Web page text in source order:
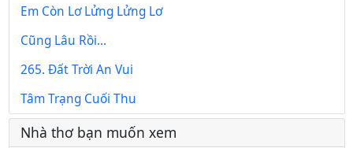
Em Còn Lơ Lửng Lửng Lơ
Cũng Lâu Rồi...
265. Đất Trời An Vui
Tâm Trạng Cuối Thu
Nhà thơ bạn muốn xem